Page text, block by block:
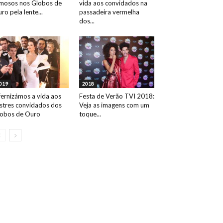
nos Globos de
pela lente...
vida aos convidados na
passadeira vermelha
dos...
a vida aos
convidados dos
de Ouro
2018
Festa de Verão TVI 2018:
Veja as imagens com um
toque...